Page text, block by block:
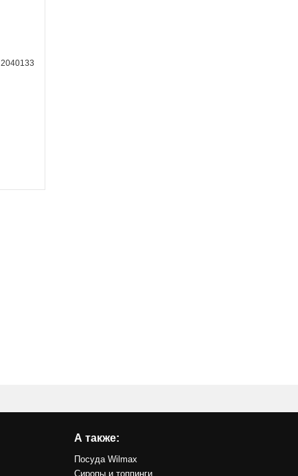
2040133
А также:
Посуда Wilmax
Сиропы и топпинги